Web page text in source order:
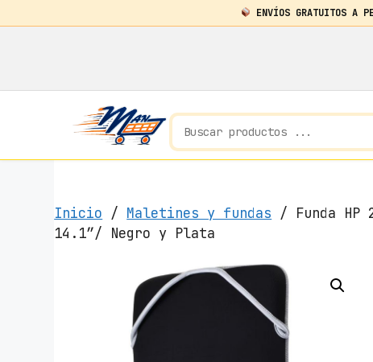
ENVÍOS GRATUITOS A
Inicio / Maletines y fundas / Funda HP
14.1″/ Negro y Plata